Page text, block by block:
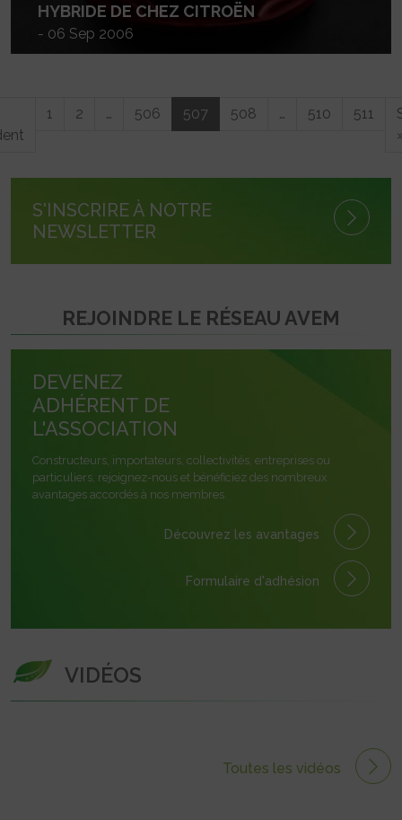
HYBRIDE DE CHEZ CITROËN
- 06 Sep 2006
1 2 … 506 507 508 … 510 511
S'INSCRIRE À NOTRE
NEWSLETTER
REJOINDRE LE RÉSEAU AVEM
DEVENEZ
ADHÉRENT DE
L'ASSOCIATION
Constructeurs, importateurs, collectivités, entreprises ou
particuliers, rejoignez-nous et bénéficiez des nombreux
avantages accordés à nos membres.
Découvrez les avantages
Formulaire d'adhésion
VIDÉOS
Toutes les vidéos